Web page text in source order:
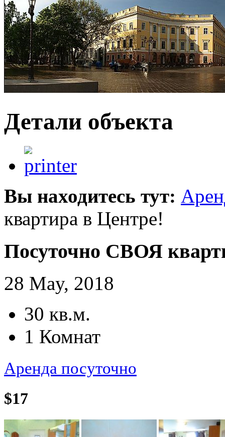
Детали объекта
Вы находитесь тут:
квартира в Центре!
Посуточно СВОЯ
28 May, 2018
30 кв.м.
1 Комнат
Аренда посуточно
$17